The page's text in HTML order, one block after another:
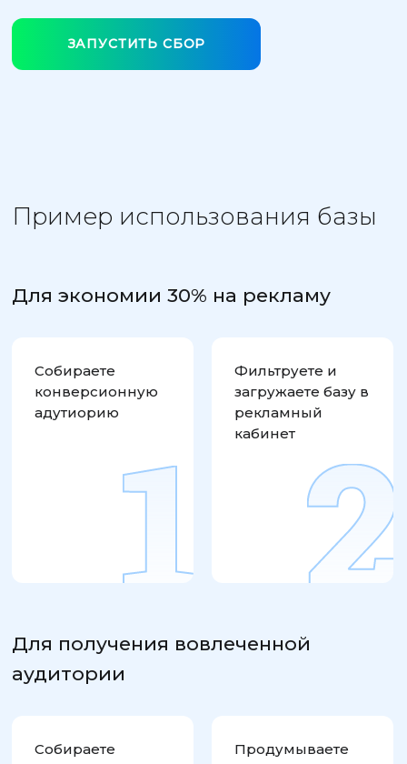
ЗАПУСТИТЬ СБОР
Пример использования базы
Для экономии 30% на рекламу
Собираете
конверсионную
адутиорию
Фильтруете и
загружаете базу в
рекламный
кабинет
Для получения вовлеченной
аудитории
Собираете
Продумываете